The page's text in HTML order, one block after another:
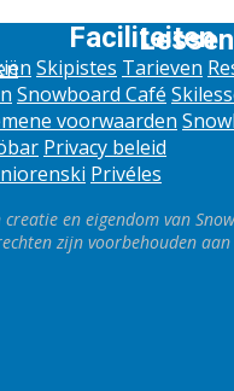
Lessen
Faciliteiten
Skipistes Tarieven
Snowboard Café
voorwaarden
Privacy beleid
Privéles
creatie en eigendom van
zijn voorbehouden aan